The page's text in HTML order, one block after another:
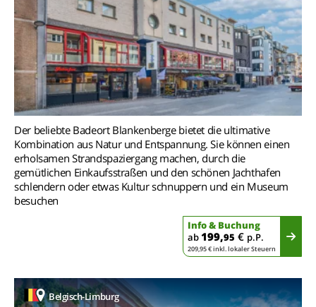
Der beliebte Badeort Blankenberge bietet die ultimative
Kombination aus Natur und Entspannung. Sie können einen
erholsamen Strandspaziergang machen, durch die
gemütlichen Einkaufsstraßen und den schönen Jachthafen
schlendern oder etwas Kultur schnuppern und ein Museum
besuchen
Info & Buchung
ab199,95 € p.P.
209,95 € inkl. lokaler Steuern
Belgisch-Limburg